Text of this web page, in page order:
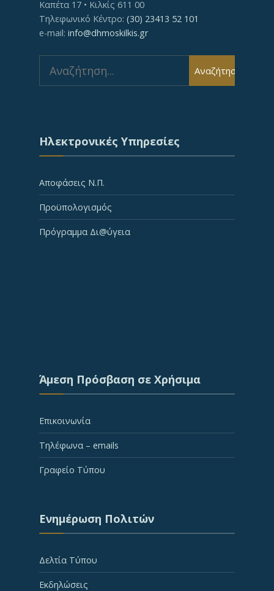
Καπέτα 17 • Κιλκίς 611 00
Τηλεφωνικό Κέντρο: (30) 23413 52 101
e-mail: info@dhmoskilkis.gr
for:
Αναζήτηση
Ηλεκτρονικές Υπηρεσίες
Αποφάσεις Ν.Π.
Προϋπολογισμός
Πρόγραμμα Δι@ύγεια
Άμεση Πρόσβαση σε Χρήσιμα
Επικοινωνία
Τηλέφωνα – emails
Γραφείο Τύπου
Ενημέρωση Πολιτών
Δελτία Τύπου
Εκδηλώσεις